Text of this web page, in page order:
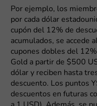
Por ejemplo, los
por cada dólar
cupón del 12% de
acumulados, se accede
cupones dobles del
Gold a partir de $500
dólar y reciben hasta
descuento. Los puntos
descuentos en futuras